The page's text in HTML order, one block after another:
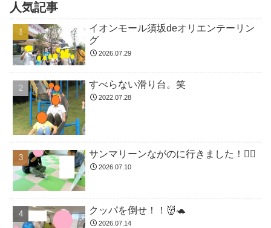
人気記事
イオンモール須坂deオリエンテーリン
グ
2026.07.29
すべらない滑り台。笑
2022.07.28
サンマリーンながのに行きました！🏊🏻
2026.07.10
クッパを倒せ！！👹🐢
2026.07.14